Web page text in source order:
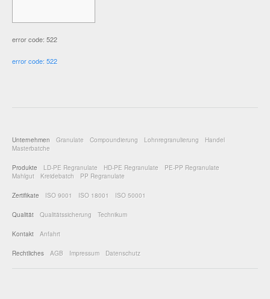
error code: 522
error code: 522
Unternehmen Granulate Compoundierung Lohnregranulierung
Handel
Masterbatche
Produkte LD-PE Regranulate HD-PE Regranulate
PE-PP Regranulate
Mahlgut
Kreidebatch PP Regranulate
Zertifikate ISO 9001 ISO 18001 ISO 50001
Qualität Qualitätssicherung Technikum
Kontakt Anfahrt
Rechtliches AGB Impressum Datenschutz